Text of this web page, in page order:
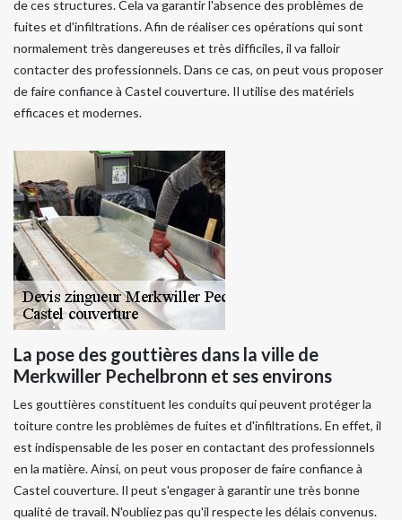
de ces structures. Cela va garantir l'absence des problèmes de
fuites et d'infiltrations. Afin de réaliser ces opérations qui sont
normalement très dangereuses et très difficiles, il va falloir
contacter des professionnels. Dans ce cas, on peut vous proposer
de faire confiance à Castel couverture. Il utilise des matériels
efficaces et modernes.
La pose des gouttières dans la ville de
Merkwiller Pechelbronn et ses environs
Les gouttières constituent les conduits qui peuvent protéger la
toiture contre les problèmes de fuites et d'infiltrations. En effet, il
est indispensable de les poser en contactant des professionnels
en la matière. Ainsi, on peut vous proposer de faire confiance à
Castel couverture. Il peut s'engager à garantir une très bonne
qualité de travail. N'oubliez pas qu'il respecte les délais convenus.